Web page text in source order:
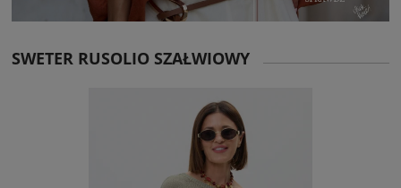
SWETER RUSOLIO SZAŁWIOWY